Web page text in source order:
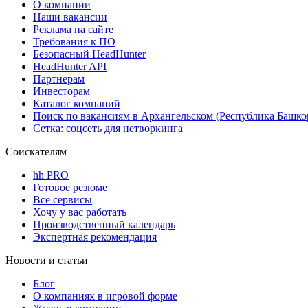
О компании
Наши вакансии
Реклама на сайте
Требования к ПО
Безопасный HeadHunter
HeadHunter API
Партнерам
Инвесторам
Каталог компаний
Поиск по вакансиям в Архангельском (Республика
Сетка: соцсеть для нетворкинга
Соискателям
hh PRO
Готовое резюме
Все сервисы
Хочу у вас работать
Производственный календарь
Экспертная рекомендация
Новости и статьи
Блог
О компаниях в игровой форме